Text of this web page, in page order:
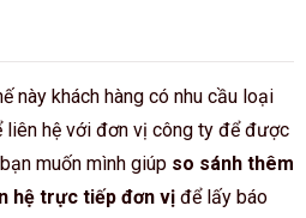
này khách hàng có nhu cầu loại
liên hệ với đơn vị công ty để được
muốn mình giúp so sánh thêm
hệ trực tiếp đơn vị để lấy báo